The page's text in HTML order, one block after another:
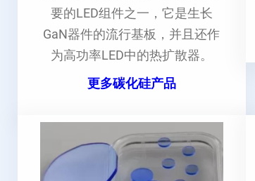
要的LED组件之一，它是生长
GaN器件的流行基板，并且还作
为高功率LED中的热扩散器。
更多碳化硅产品